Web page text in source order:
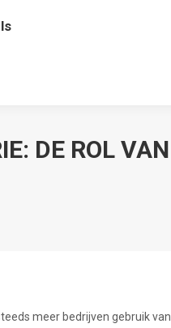
DE ROL VAN
meer bedrijven gebruik van